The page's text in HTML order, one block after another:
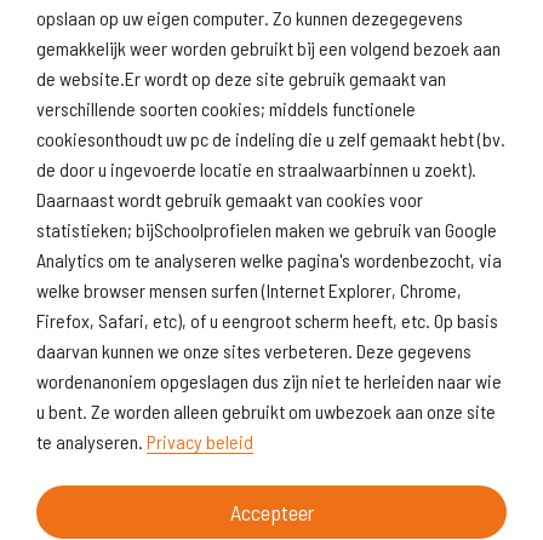
opslaan op uw eigen computer. Zo kunnen dezegegevens
gemakkelijk weer worden gebruikt bij een volgend bezoek aan
de website.Er wordt op deze site gebruik gemaakt van
verschillende soorten cookies; middels functionele
cookiesonthoudt uw pc de indeling die u zelf gemaakt hebt (bv.
de door u ingevoerde locatie en straalwaarbinnen u zoekt).
Daarnaast wordt gebruik gemaakt van cookies voor
statistieken; bijSchoolprofielen maken we gebruik van Google
Analytics om te analyseren welke pagina's wordenbezocht, via
welke browser mensen surfen (Internet Explorer, Chrome,
Firefox, Safari, etc), of u eengroot scherm heeft, etc. Op basis
daarvan kunnen we onze sites verbeteren. Deze gegevens
wordenanoniem opgeslagen dus zijn niet te herleiden naar wie
u bent. Ze worden alleen gebruikt om uwbezoek aan onze site
te analyseren. Privacy beleid
Accepteer
Naar scholenopdekaart.nl